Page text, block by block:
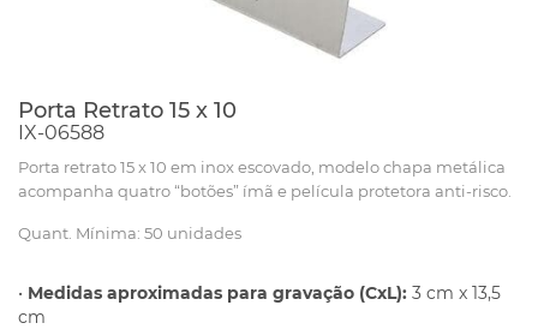
Porta Retrato 15 x 10
IX-06588
Porta retrato 15 x 10 em inox escovado, modelo chapa metálica
acompanha quatro “botões” ímã e película protetora anti-risco.
Quant. Mínima: 50 unidades
• Medidas aproximadas para gravação (CxL): 3 cm x 13,5
cm